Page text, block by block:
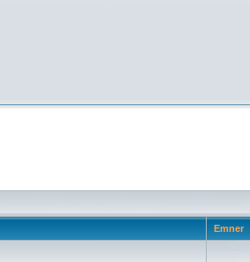
Emner